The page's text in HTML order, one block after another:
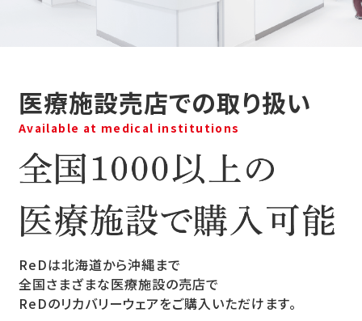
医療施設売店での取り扱い
Available at medical institutions
ReDは北海道から沖縄まで
全国さまざまな医療施設の売店で
ReDのリカバリーウェアをご購入いただけます。